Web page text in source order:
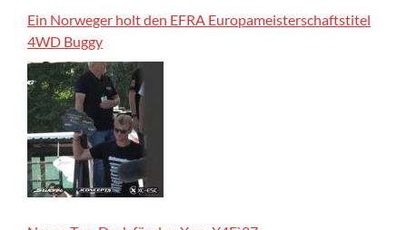
Ein Norweger holt den EFRA Europameisterschaftstitel
4WD Buggy